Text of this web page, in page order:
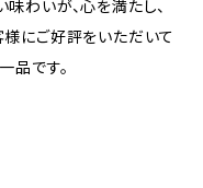
わいが、心を満たし、
にご好評をいただいて
品です。